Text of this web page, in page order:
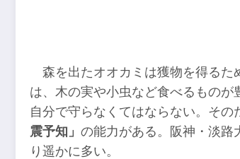
森を出たオオカミは獲物を得る
は、木の実や小虫など食べるもの
自分で守らなくてはならない。そ
震予知」 の能力がある。阪神・淡路
り遥かに多い。